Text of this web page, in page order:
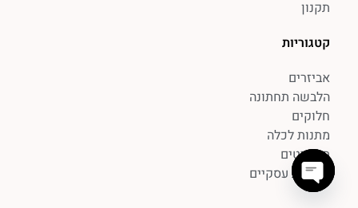
תקנון
קטגוריות
אביזרים
הלבשה תחתונה
חלוקים
מתנות לכלה
תכשיטים
לקוחות עסקיים